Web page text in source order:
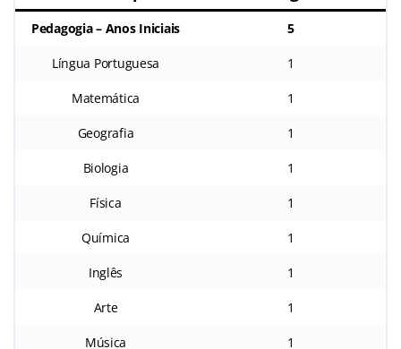
Pedagogia – Anos Iniciais 5
Língua Portuguesa 1
Matemática 1
Geografia 1
Biologia 1
Física 1
Química 1
Inglês 1
Arte 1
Música 1